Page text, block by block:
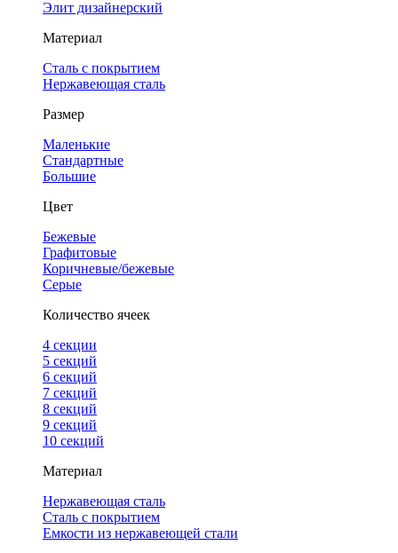
Элит дизайнерский
Материал
Сталь с покрытием
Нержавеющая сталь
Размер
Маленькие
Стандартные
Большие
Цвет
Бежевые
Графитовые
Коричневые/бежевые
Серые
Количество ячеек
4 cекции
5 секций
6 секций
7 секций
8 секций
9 секций
10 секций
Материал
Нержавеющая сталь
Сталь с покрытием
Емкости из нержавеющей стали